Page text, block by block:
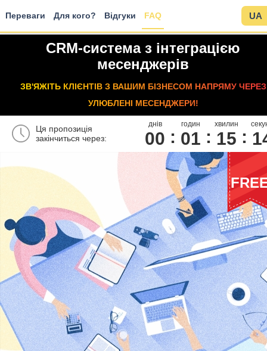
Переваги Для кого? Відгуки FAQ UA
CRM-система з інтеграцією
месенджерів
ЗВ'ЯЖІТЬ КЛІЄНТІВ З ВАШИМ БІЗНЕСОМ НАПРЯМУ ЧЕРЕЗ
УЛЮБЛЕНІ МЕСЕНДЖЕРИ!
Ця пропозиція
закінчиться через:
днів
00
годин
01
хвилин
15 1